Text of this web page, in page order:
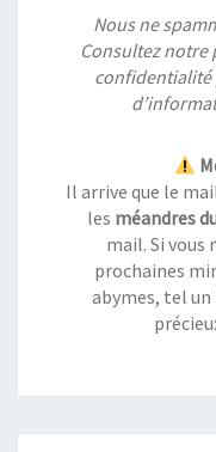
Nous ne
Consultez notre
confidentialité
Il arrive que le
les méandres
mail. Si vous
prochaines
abymes, tel un